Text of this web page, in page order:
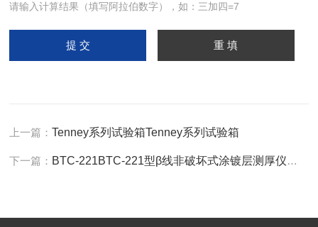
请输入计算结果（填写阿拉伯数字），如：三加四=7
上一篇：Tenney系列试验箱Tenney系列试验箱
下一篇： BTC-221BTC-221型β线非破坏式涂镀层测厚仪（膜厚計）